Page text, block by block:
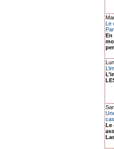
Le
En
Le